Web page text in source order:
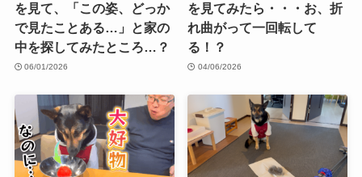
を見て、「この姿、どっか
で見たことある…」と家の
中を探してみたところ…？
06/01/2026
を見てみたら・・・お、折
れ曲がって一回転して
る！？
04/06/2026